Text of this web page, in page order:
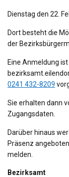
Dienstag den 22.
Dort besteht die
der
Eine Anmeldung
0241 432-8209
Sie erhalten dann
Zugangsdaten.
Darüber hinaus
Präsenz
melden.
Bezirksamt